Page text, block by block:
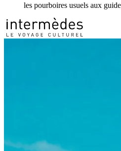
les pourboires usuels aux